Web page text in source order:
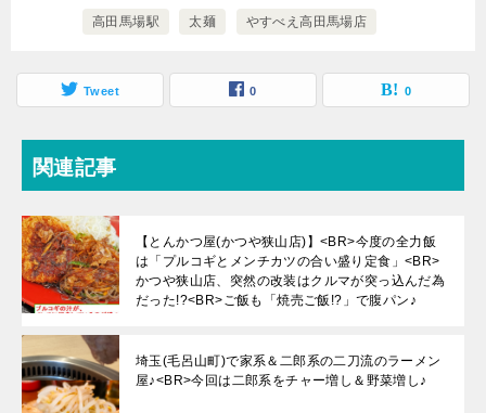
高田馬場駅 太麺 やすべえ高田馬場店
Tweet 0 0
関連記事
【とんかつ屋(かつや狭山店)】<BR>今度の全力飯
は「プルコギとメンチカツの合い盛り定食」<BR>
かつや狭山店、突然の改装はクルマが突っ込んだ為
だった!?<BR>ご飯も「焼売ご飯!?」で腹パン♪
埼玉(毛呂山町)で家系＆二郎系の二刀流のラーメン
屋♪<BR>今回は二郎系をチャー増し＆野菜増し♪